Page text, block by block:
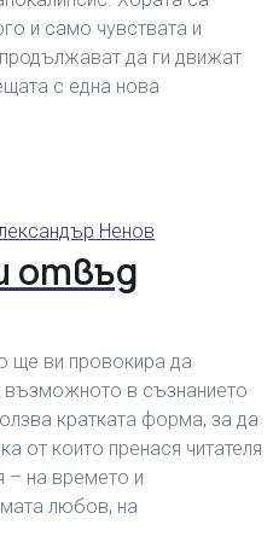
и само чувствата и
да ги движат
с една нова
отвъд
ще ви провокира да
възможното в съзнанието
кратката форма, за да
от които пренася читателя
– на времето и
любов, на